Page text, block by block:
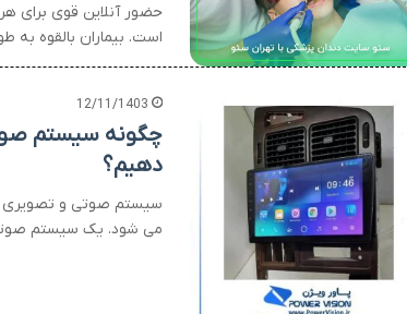
حضور آنلاین قوی برای
است. بیماران بالقوه به
12/11/1403
چگونه سیستم
دهیم؟
سیستم صوتی و تصویری
می شود. یک سیستم